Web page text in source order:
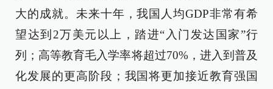
大的成就。未来十年，我国人均GDP非常有希
望达到2万美元以上，踏进“入门发达国家”行
列；高等教育毛入学率将超过70%，进入到普及
化发展的更高阶段；我国将更加接近教育强国